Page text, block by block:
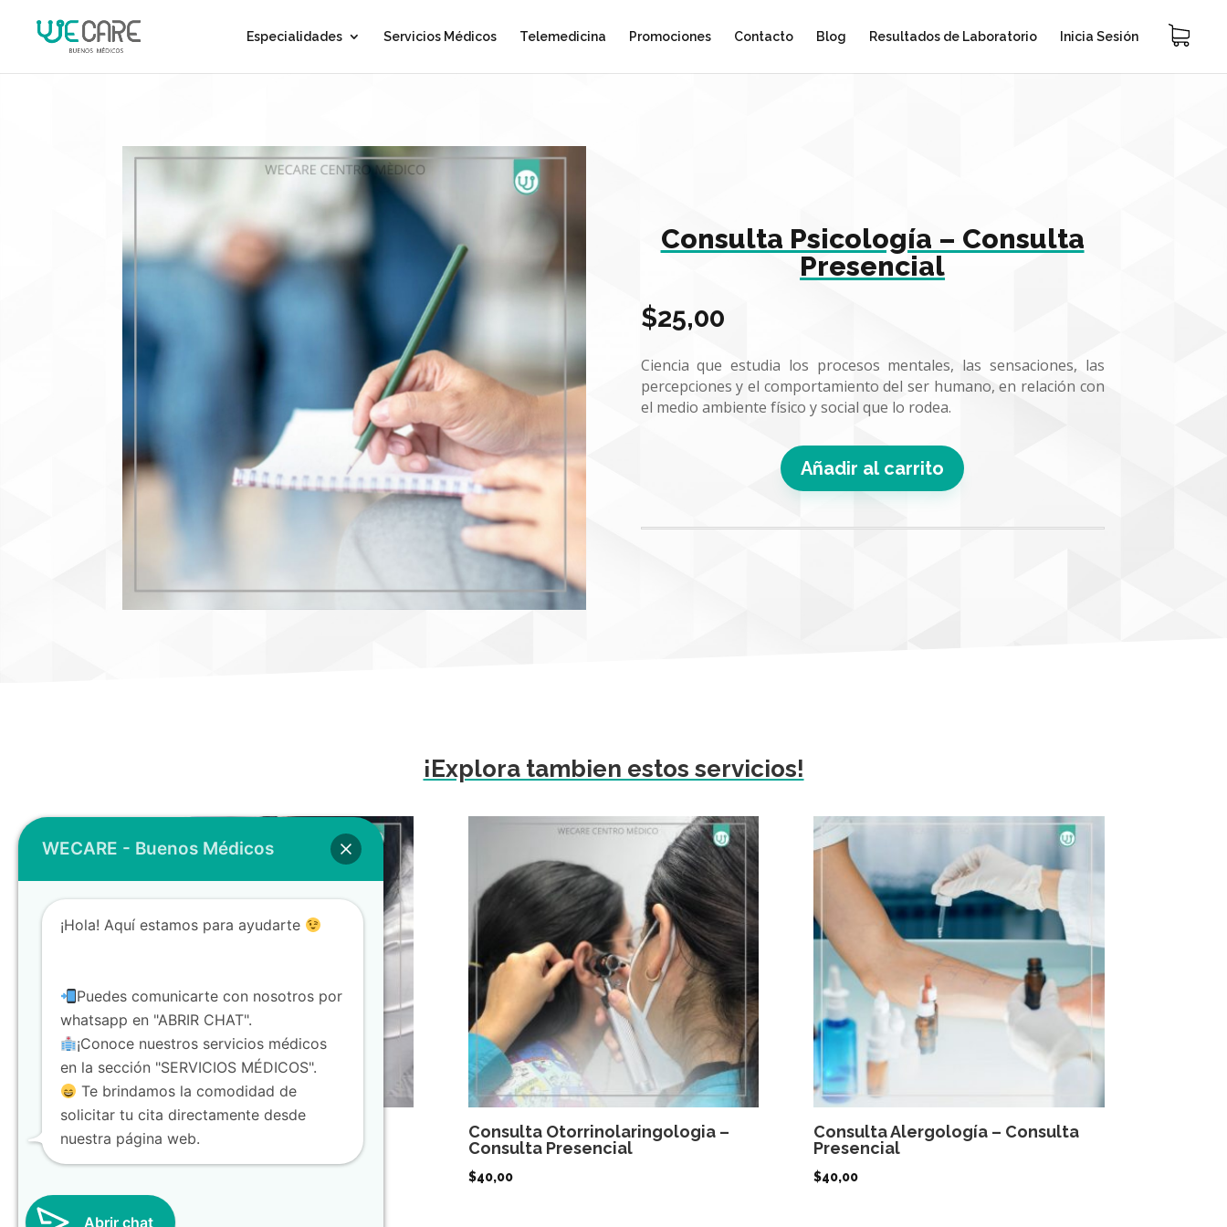
Especialidades Servicios Médicos Telemedicina Promociones Contacto Blog Resultados de Laboratorio Inicia Sesión
Consulta Psicología – Consulta
Presencial
$25,00
Ciencia que estudia los procesos mentales, las sensaciones, las
percepciones y el comportamiento del ser humano, en relación con
el medio ambiente físico y social que lo rodea.
Añadir al carrito
¡Explora tambien estos servicios!
Consulta Gastroenterología –
Consulta Presencial
Consulta Otorrinolaringologia –
Consulta Presencial
$40,00
Consulta Alergología – Consulta
Presencial
$40,00
Abrir chat
WECARE - Buenos Médicos
¡Hola! Aquí estamos para ayudarte
Puedes comunicarte con nosotros por
whatsapp en "ABRIR CHAT".
¡Conoce nuestros servicios médicos
en la sección "SERVICIOS MÉDICOS".
Te brindamos la comodidad de
solicitar tu cita directamente desde
nuestra página web.